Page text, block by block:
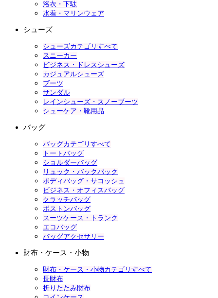
浴衣・下駄
水着・マリンウェア
シューズ
シューズカテゴリすべて
スニーカー
ビジネス・ドレスシューズ
カジュアルシューズ
ブーツ
サンダル
レインシューズ・スノーブーツ
シューケア・靴用品
バッグ
バッグカテゴリすべて
トートバッグ
ショルダーバッグ
リュック・バックパック
ボディバッグ・サコッシュ
ビジネス・オフィスバッグ
クラッチバッグ
ボストンバッグ
スーツケース・トランク
エコバッグ
バッグアクセサリー
財布・ケース・小物
財布・ケース・小物カテゴリすべて
長財布
折りたたみ財布